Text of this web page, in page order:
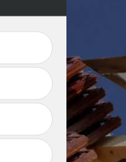
Couvreur zingueur
21